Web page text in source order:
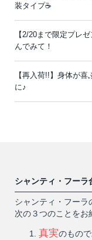
装タイプ☕️
【2/20まで限定プレ
んでみて！
【再入荷!!】身体が
に♪
シャンティ・フーラ
シャンティ・フーラ
次の３つのことをお
真実のもの